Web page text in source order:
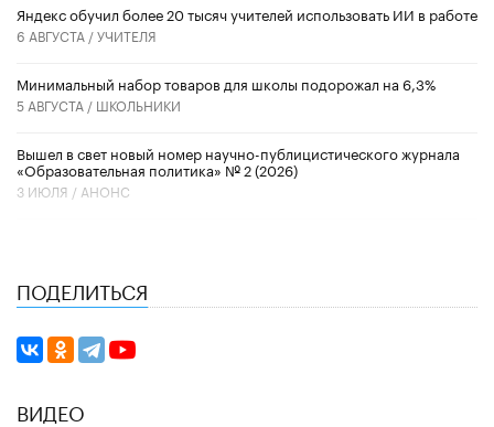
​Яндекс обучил более 20 тысяч учителей использовать ИИ в работе
6 АВГУСТА /УЧИТЕЛЯ
Минимальный набор товаров для школы подорожал на 6,3%
5 АВГУСТА / ШКОЛЬНИКИ
Вышел в свет новый номер научно-публицистического журнала
«Образовательная политика» № 2 (2026)
3 ИЮЛЯ / АНОНС
ПОДЕЛИТЬСЯ
ВИДЕО